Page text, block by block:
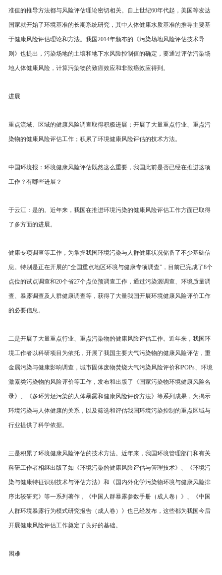
准值的推导方法都与风险评估理论密切相关。自上世纪60年代起，美国等发达
国家就开始了环境基准的长期系统研究，其中人体健康水质基准的推导主要基
于健康风险评估理论和方法。我国2014年颁布的《污染场地风险评估技术导
则》也提出，污染场地的土壤和地下水风险控制值的确定，要通过评估污染场
地人体健康风险，计算污染物的致癌效应和非致癌效应得到。
进展
重点流域、区域的健康风险调查取得积极进展；开展了大量重点行业、重点污
染物的健康风险评估工作；积累了环境健康风险评估的技术方法。
中国环境报：环境健康风险评估既然这么重要，我国此前是否已经在推进这项
工作？有哪些进展？
于云江：是的。近年来，我国在推进环境污染的健康风险评估工作方面已取得
了多方面的进展。
健康专项调查等工作，为掌握我国环境污染与人群健康状况储备了不少基础信
息。特别是正在开展的“全国重点地区环境与健康专项调查”，目前已完成了8个
点位的试点调查和20个省27个点位预调查工作，通过污染源调查、环境质量调
查、暴露调查及人群健康调查等，获得了大量我国开展环境健康风险评价工作
的必要信息。
二是开展了大量重点行业、重点污染物的健康风险评估工作。近年来，我国环
境工作者以科研项目为依托，开展了我国主要大气污染物的健康风险评估，重
金属污染与健康影响调查，城市固体废物焚烧大气污染风险评价和POPs、环境
激素类污染物的风险评价等工作，发布和出版了《国家污染物环境健康风险名
录》、《多环芳烃污染的人体暴露和健康风险评价方法》等系列成果，为揭示
环境污染与人体健康的关系，以及筛选和评估我国环境污染控制的重点区域与
行业提供了科学依据。
三是积累了环境健康风险评估的技术方法。近年来，我国环境管理部门和有关
科研工作者相继出版了如《环境污染的健康风险评估与管理技术》、《环境污
染与健康特征识别技术与评估方法》和《国内外化学污染物环境与健康风险排
序比较研究》等一系列著作，《中国人群暴露参数手册（成人卷）》、《中国
人群环境暴露行为模式研究报告（成人卷）》也已经发布，这些都为我国今后
开展健康风险评估工作奠定了良好的基础。
困难